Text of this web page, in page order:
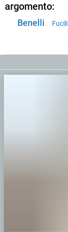
argomento:
Benelli Fucili